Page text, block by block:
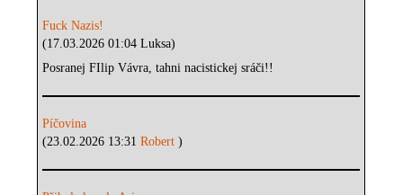
Fuck Nazis!
(17.03.2026 01:04 Luksa)
Posranej FIlip Vávra, tahni nacistickej sráči!!
Píčovina
(23.02.2026 13:31Robert)